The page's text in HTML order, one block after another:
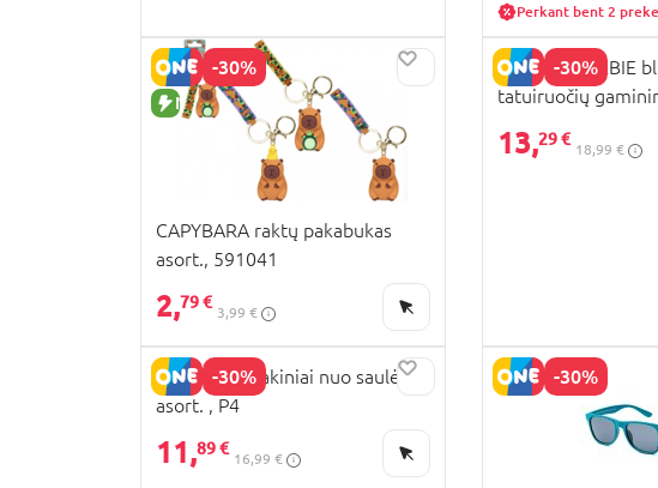
Perkant bent 2
-30%
NAUJA PREKĖ
CAPYBARA raktų pakabukas
asort., 591041
2,79 €
3,99 €
-30%
LISCIANI BARBIE
tatuiruočių
13,29 €
18,99 €
-30%
MINIBRILLA akiniai nuo saulės,
asort. , P4
11,89 €
16,99 €
-30%